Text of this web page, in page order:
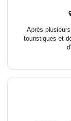
Après
touristiques et